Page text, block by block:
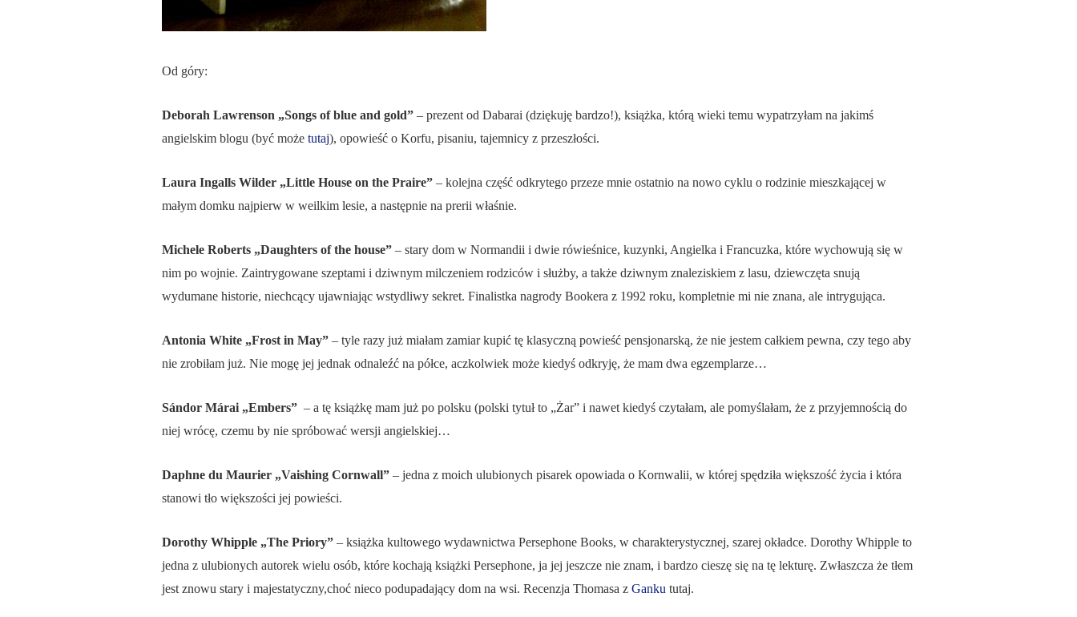
Od góry:
Deborah Lawrenson „Songs of blue and gold” – prezent od Dabarai (dziękuję bardzo!), książka, którą wieki temu wypatrzyłam na jakimś
angielskim blogu (być może tutaj), opowieść o Korfu, pisaniu, tajemnicy z przeszłości.
Laura Ingalls Wilder „Little House on the Praire” – kolejna część odkrytego przeze mnie ostatnio na nowo cyklu o rodzinie mieszkającej w
małym domku najpierw w weilkim lesie, a następnie na prerii właśnie.
Michele Roberts „Daughters of the house” – stary dom w Normandii i dwie rówieśnice, kuzynki, Angielka i Francuzka, które wychowują się w
nim po wojnie. Zaintrygowane szeptami i dziwnym milczeniem rodziców i służby, a także dziwnym znaleziskiem z lasu, dziewczęta snują
wydumane historie, niechcący ujawniając wstydliwy sekret. Finalistka nagrody Bookera z 1992 roku, kompletnie mi nie znana, ale intrygująca.
Antonia White „Frost in May” – tyle razy już miałam zamiar kupić tę klasyczną powieść pensjonarską, że nie jestem całkiem pewna, czy tego aby
nie zrobiłam już. Nie mogę jej jednak odnaleźć na półce, aczkolwiek może kiedyś odkryję, że mam dwa egzemplarze…
Sándor Márai „Embers” – a tę książkę mam już po polsku (polski tytuł to „Żar” i nawet kiedyś czytałam, ale pomyślałam, że z przyjemnością do
niej wrócę, czemu by nie spróbować wersji angielskiej…
Daphne du Maurier „Vaishing Cornwall” – jedna z moich ulubionych pisarek opowiada o Kornwalii, w której spędziła większość życia i która
stanowi tło większości jej powieści.
Dorothy Whipple „The Priory” – książka kultowego wydawnictwa Persephone Books, w charakterystycznej, szarej okładce. Dorothy Whipple to
jedna z ulubionych autorek wielu osób, które kochają książki Persephone, ja jej jeszcze nie znam, i bardzo cieszę się na tę lekturę. Zwłaszcza że tłem
jest znowu stary i majestatyczny,choć nieco podupadający dom na wsi. Recenzja Thomasa z Ganku tutaj.